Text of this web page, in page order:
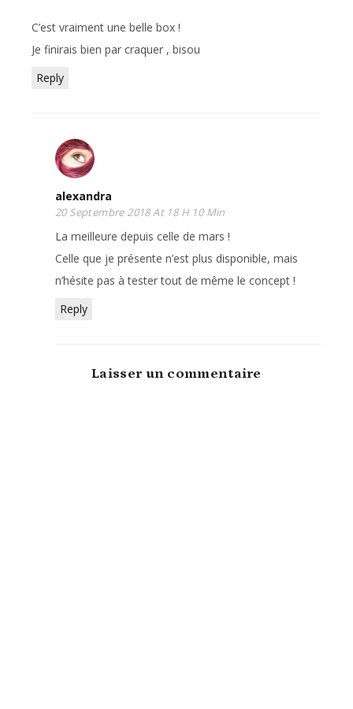
Reply
C’est vraiment une belle box !
Je finirais bien par craquer , bisou
alexandra
20 Septembre 2018 At 18 H 10 Min
Reply
La meilleure depuis celle de mars !
Celle que je présente n’est plus disponible, mais
n’hésite pas à tester tout de même le concept !
Laisser un commentaire